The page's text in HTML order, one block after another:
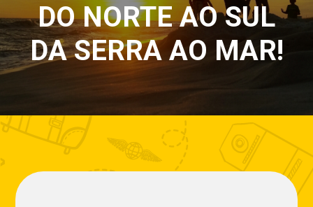
DO NORTE AO SUL
DA SERRA AO MAR!